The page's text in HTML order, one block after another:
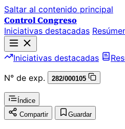
Saltar al contenido principal
Control Congreso
Iniciativas destacadas
Iniciativas destacadas
N° de exp.
282/000105
Índice
Compartir
Guardar